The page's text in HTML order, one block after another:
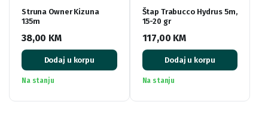
Struna Owner Kizuna
135m
38,00 KM
Dodaj u korpu
Na stanju
Štap Trabucco Hydrus 5m,
15-20 gr
117,00 KM
Dodaj u korpu
Na stanju